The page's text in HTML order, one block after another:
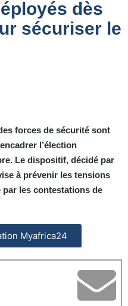
dès
sécuriser le
forces de sécurité sont
l’élection
Le dispositif, décidé par
à prévenir les tensions
les contestations de
Myafrica24